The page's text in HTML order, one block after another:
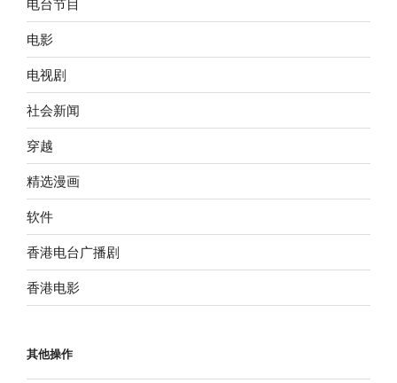
电影
电视剧
社会新闻
穿越
精选漫画
软件
香港电台广播剧
香港电影
其他操作